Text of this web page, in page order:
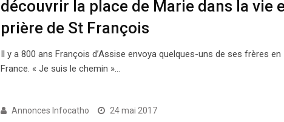
découvrir la place de Marie dans la vie
prière de St François
Il y a 800 ans François d’Assise envoya quelques-uns de ses frères en
France. « Je suis le chemin »…
Annonces Infocatho 24 mai 2017